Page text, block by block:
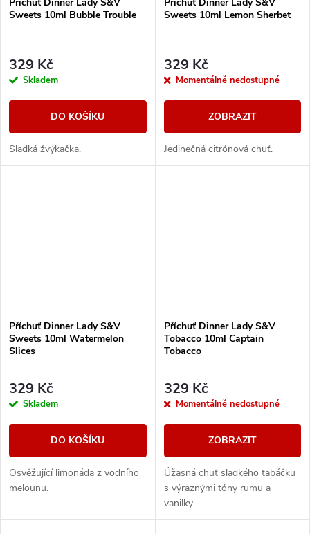
Sweets 10ml Bubble Trouble
329 Kč
Skladem
DO KOŠÍKU
Sladká žvýkačka.
Sweets 10ml Lemon Sherbet
329 Kč
Momentálně nedostupné
ZOBRAZIT
Jedinečná citrónová chuť.
Příchuť Dinner Lady S&V
Sweets 10ml Watermelon
Slices
329 Kč
Skladem
DO KOŠÍKU
Osvěžující limonáda z vodního
melounu.
Příchuť Dinner Lady S&V
Tobacco 10ml Captain
Tobacco
329 Kč
Momentálně nedostupné
ZOBRAZIT
Úžasná chuť sladkého tabáčku
s výraznými tóny rumu a
vanilky.